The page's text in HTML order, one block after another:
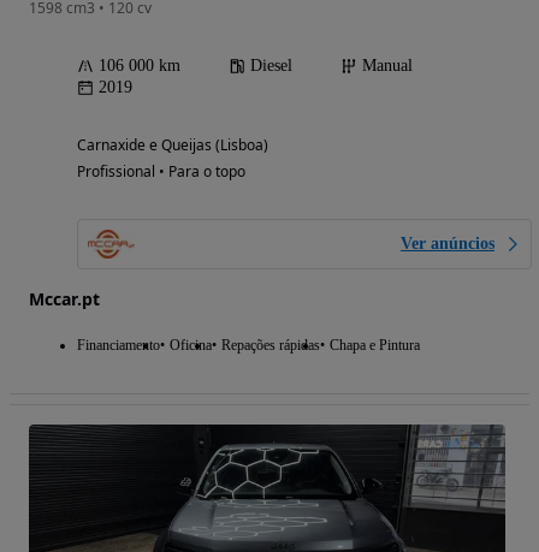
1598 cm3 • 120 cv
106 000 km Diesel
Manual
2019
Carnaxide e Queijas (Lisboa)
Profissional • Para o topo
Ver anúncios
Mccar.pt
Financiamento Oficina Repações rápidas Chapa e Pintura